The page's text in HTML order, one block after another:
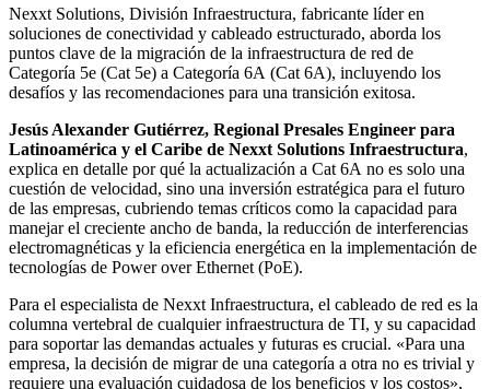
Nexxt Solutions, División Infraestructura, fabricante líder en
soluciones de conectividad y cableado estructurado, aborda los
puntos clave de la migración de la infraestructura de red de
Categoría 5e (Cat 5e) a Categoría 6A (Cat 6A), incluyendo los
desafíos y las recomendaciones para una transición exitosa.
Jesús Alexander Gutiérrez, Regional Presales Engineer para
Latinoamérica y el Caribe de Nexxt Solutions Infraestructura,
explica en detalle por qué la actualización a Cat 6A no es solo una
cuestión de velocidad, sino una inversión estratégica para el futuro
de las empresas, cubriendo temas críticos como la capacidad para
manejar el creciente ancho de banda, la reducción de interferencias
electromagnéticas y la eficiencia energética en la implementación de
tecnologías de Power over Ethernet (PoE).
Para el especialista de Nexxt Infraestructura, el cableado de red es la
columna vertebral de cualquier infraestructura de TI, y su capacidad
para soportar las demandas actuales y futuras es crucial. «Para una
empresa, la decisión de migrar de una categoría a otra no es trivial y
requiere una evaluación cuidadosa de los beneficios y los costos»,